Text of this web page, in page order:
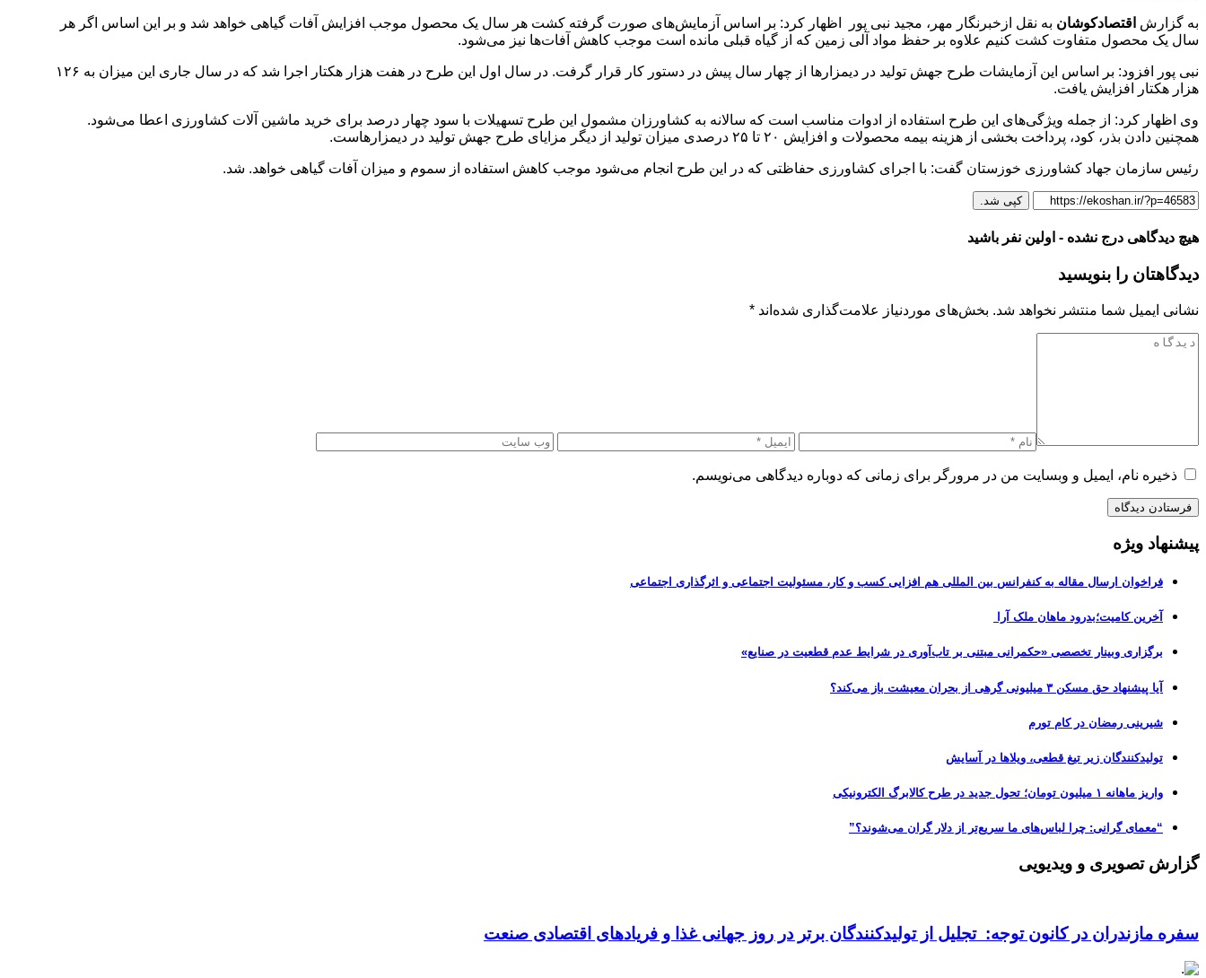
به گزارش اقتصادکوشان به نقل ازخبرنگار مهر، مجید نبی پور اظهار کرد: بر اساس آزمایش‌های صورت گرفته کشت هر سال یک محصول موجب افزایش آفات گیاهی خواهد شد و بر این اساس اگر هر
سال یک محصول متفاوت کشت کنیم علاوه بر حفظ مواد آلی زمین که از گیاه قبلی مانده است موجب کاهش آفات‌ها نیز می‌شود.
نبی پور افزود: بر اساس این آزمایشات طرح جهش تولید در دیمزارها از چهار سال پیش در دستور کار قرار گرفت. در سال اول این طرح در هفت هزار هکتار اجرا شد که در سال جاری این میزان به ۱۲۶
هزار هکتار افزایش یافت.
وی اظهار کرد: از جمله ویژگی‌های این طرح استفاده از ادوات مناسب است که سالانه به کشاورزان مشمول این طرح تسهیلات با سود چهار درصد برای خرید ماشین آلات کشاورزی اعطا می‌شود.
همچنین دادن بذر، کود، پرداخت بخشی از هزینه بیمه محصولات و افزایش ۲۰ تا ۲۵ درصدی میزان تولید از دیگر مزایای طرح جهش تولید در دیمزارهاست.
رئیس سازمان جهاد کشاورزی خوزستان گفت: با اجرای کشاورزی حفاظتی که در این طرح انجام می‌شود موجب کاهش استفاده از سموم و میزان آفات گیاهی خواهد. شد.
کپی شد.
هیچ دیدگاهی درج نشده - اولین نفر باشید
دیدگاهتان را بنویسید
نشانی ایمیل شما منتشر نخواهد شد. بخش‌های موردنیاز علامت‌گذاری شده‌اند *
ذخیره نام، ایمیل و وبسایت من در مرورگر برای زمانی که دوباره دیدگاهی می‌نویسم.
پیشنهاد ویژه
فراخوان ارسال مقاله به کنفرانس بین المللی هم افزایی کسب و کار، مسئولیت اجتماعی و اثرگذاری اجتماعی
آخرین کامیت؛بدرود ماهان ملک آرا
برگزاری وبینار تخصصی «حکمرانی مبتنی بر تاب‌آوری در شرایط عدم قطعیت در صنایع»
آیا پیشنهاد حق مسکن ۳ میلیونی گرهی از بحران معیشت باز می‌کند؟
شیرینی رمضان در کام تورم
تولیدکنندگان زیر تیغ قطعی، ویلاها در آسایش
واریز ماهانه ۱ میلیون تومان؛ تحول جدید در طرح کالابرگ الکترونیکی
“معمای گرانی: چرا لباس‌های ما سریع‌تر از دلار گران می‌شوند؟”
گزارش تصویری و ویدیویی
سفره مازندران در کانون توجه: تجلیل از تولیدکنندگان برتر در روز جهانی غذا و فریادهای اقتصادی صنعت